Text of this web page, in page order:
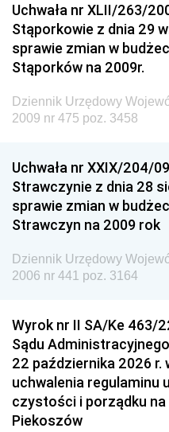
Dziennik Urzędowy
Krajowych i Autostrad
Dziennik Urzędowy
Dziennik Urzędowy
Dziennik Urzędowy
Dziennik Urzędowy
Dziennik Urzędowy
Dziennik Urzędowy
Uchwała nr XLII/263/
Stąporkowie z dnia 29
sprawie zmian w
Stąporków na 2009r.
Dziennik Urzędowy
2009 nr 475 poz. 3458
Uchwała nr XXIX/204/
Strawczynie z dnia 28
sprawie zmian w
Strawczyn na 2009 rok
Dziennik Urzędowy
2006 nr 441 poz. 3164
Wyrok nr II SA/Ke 463/
Sądu
22 października 2026 r.
uchwalenia regulaminu
czystości i porządku
Piekoszów